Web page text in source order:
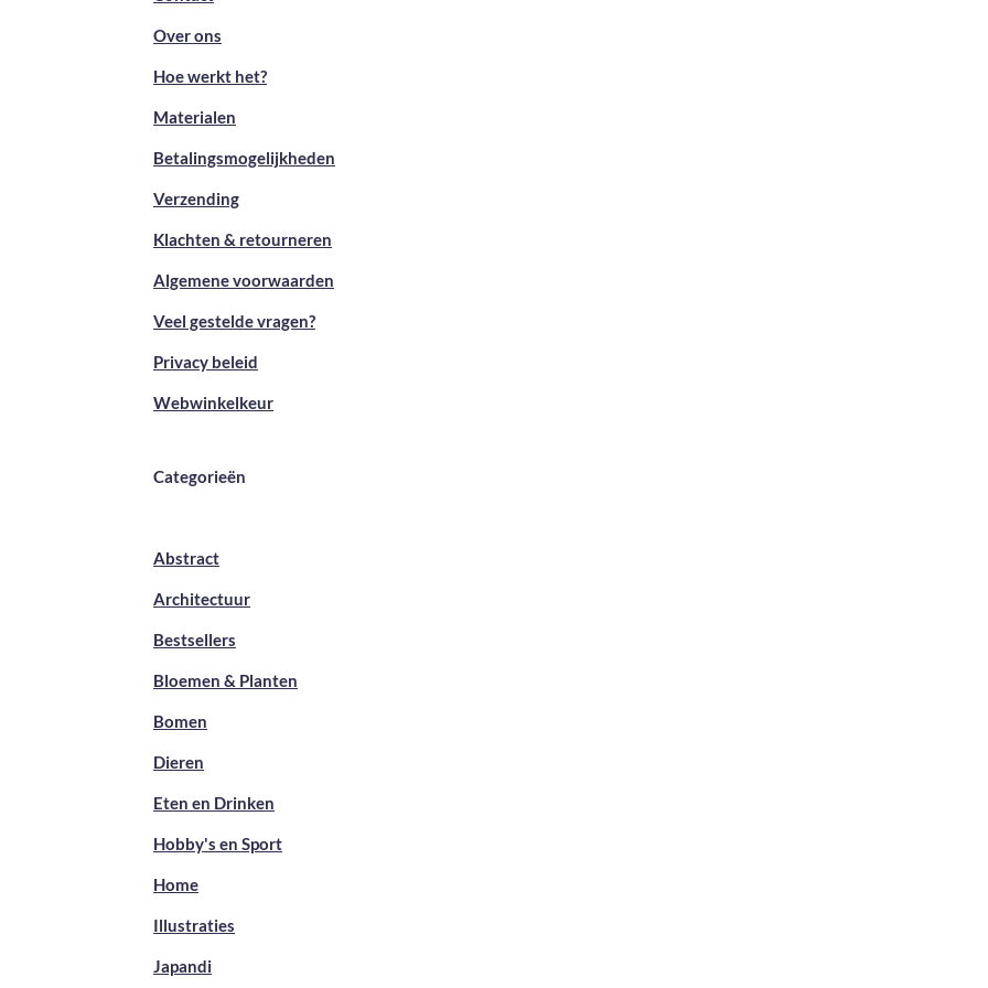
Over ons
Hoe werkt het?
Materialen
Betalingsmogelijkheden
Verzending
Klachten & retourneren
Algemene voorwaarden
Veel gestelde vragen?
Privacy beleid
Webwinkelkeur
Categorieën
Abstract
Architectuur
Bestsellers
Bloemen & Planten
Bomen
Dieren
Eten en Drinken
Hobby's en Sport
Home
Illustraties
Japandi